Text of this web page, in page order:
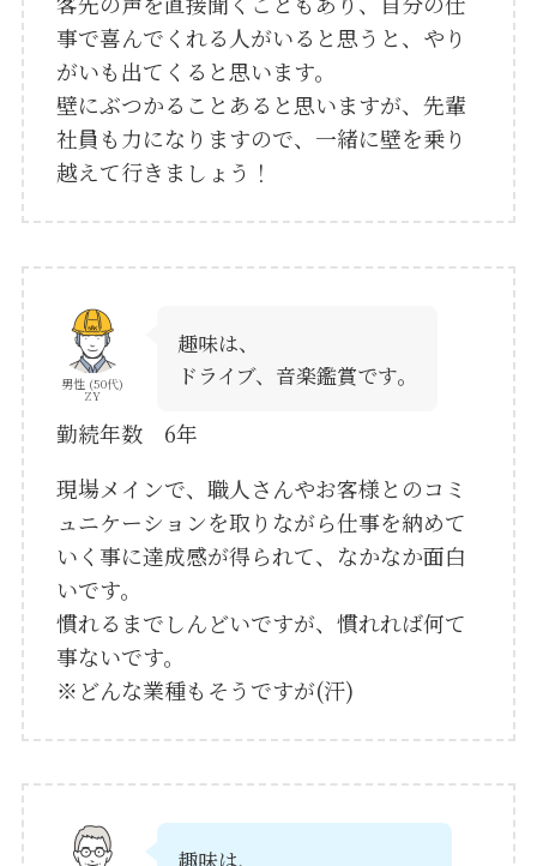
事で喜んでくれる人がいると思うと、やり
がいも出てくると思います。
壁にぶつかることあると思いますが、先輩
社員も力になりますので、一緒に壁を乗り
越えて行きましょう！
男性 (50代)
ZY
趣味は、
ドライブ、音楽鑑賞です。
勤続年数 6年
現場メインで、職人さんやお客様とのコミ
ュニケーションを取りながら仕事を納めて
いく事に達成感が得られて、なかなか面白
いです。
慣れるまでしんどいですが、慣れれば何て
事ないです。
※どんな業種もそうですが(汗)
趣味は、